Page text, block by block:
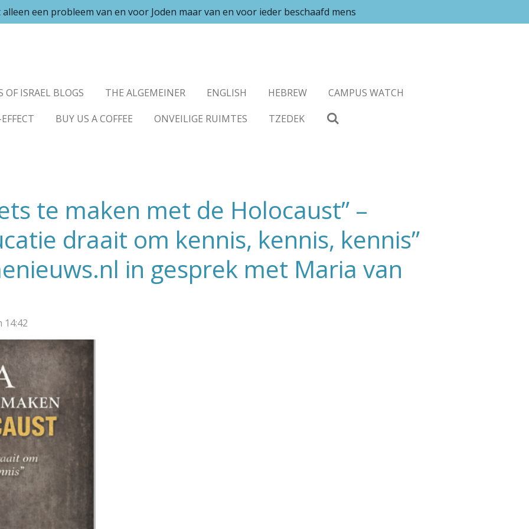
een probleem van en voor Joden maar van en voor ieder beschaafd mens
OF ISRAEL BLOGS THE ALGEMEINER ENGLISH HEBREW
CAMPUS WATCH
BUY US A COFFEE ONVEILIGE RUIMTES TZEDEK
te maken met de Holocaust” –
draait om kennis, kennis, kennis”
in gesprek met Maria van
14:42